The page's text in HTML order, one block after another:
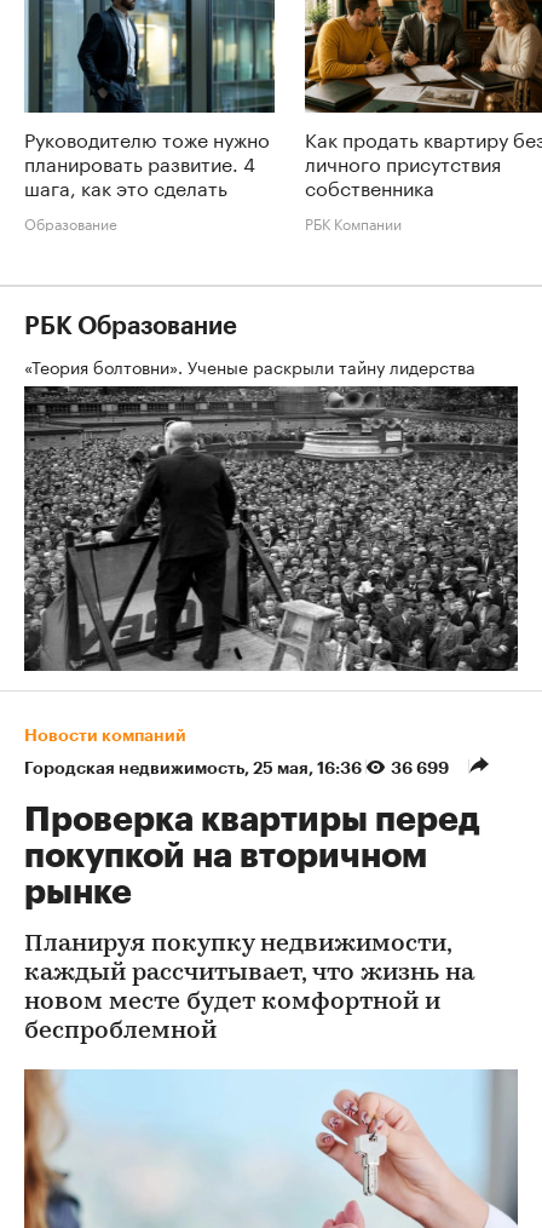
Руководителю тоже нужно
планировать развитие. 4
шага, как это сделать
Образование
Как продать квартиру
личного присутствия
собственника
РБК Компании
РБК Образование
«Теория болтовни». Ученые раскрыли тайну лидерства
Новости компаний
Городская недвижимость 25 мая, 16:36 36 699
Проверка квартиры перед
покупкой на вторичном
рынке
Планируя покупку недвижимости,
каждый рассчитывает, что жизнь на
новом месте будет комфортной и
беспроблемной